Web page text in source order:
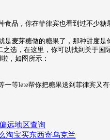
食品，你在菲律宾也看到过不少糖
是麦芽糖做的糖果了，那种甜度
之选，在这里，你可以找到关于
，如图所示：
一等lete帮你把糖果送到菲律宾又
远地区查询
淘宝买东西寄乌克兰